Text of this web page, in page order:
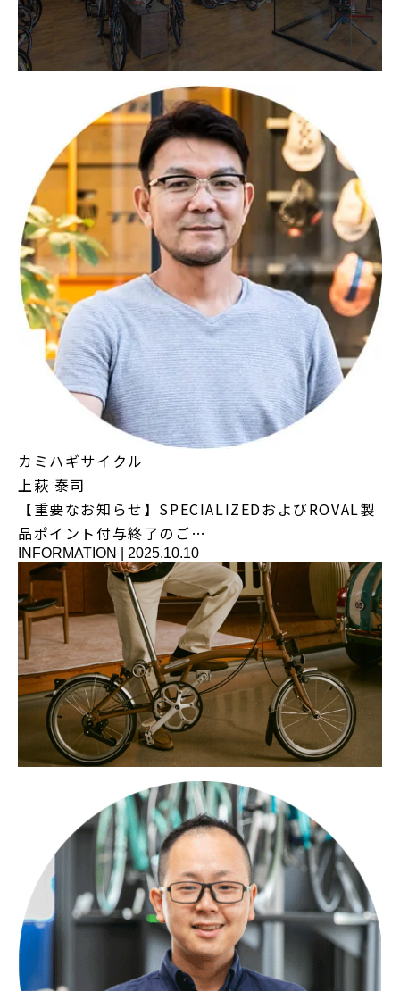
カミハギサイクル
上萩 泰司
【重要なお知らせ】SPECIALIZEDおよびROVAL製
品ポイント付与終了のご…
INFORMATION 2025.10.10